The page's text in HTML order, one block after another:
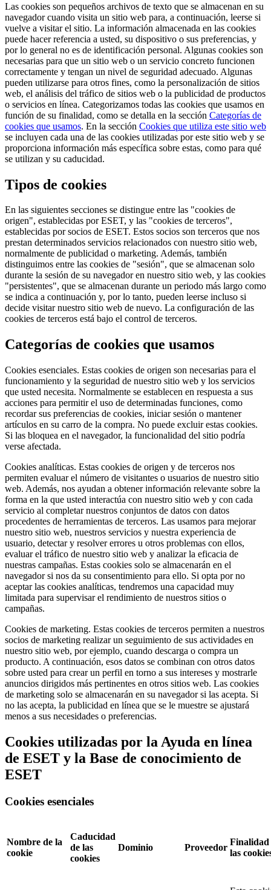
Las cookies son pequeños archivos de texto que se almacenan en su
navegador cuando visita un sitio web para, a continuación, leerse si
vuelve a visitar el sitio. La información almacenada en las cookies
puede hacer referencia a usted, su dispositivo o sus preferencias, y
por lo general no es de identificación personal. Algunas cookies son
necesarias para que un sitio web o un servicio concreto funcionen
correctamente y tengan un nivel de seguridad adecuado. Algunas
pueden utilizarse para otros fines, como la personalización de sitios
web, el análisis del tráfico de sitios web o la publicidad de productos
o servicios en línea. Categorizamos todas las cookies que usamos en
función de su finalidad, como se detalla en la sección Categorías de
cookies que usamos. En la sección Cookies que utiliza este sitio web
se incluyen cada una de las cookies utilizadas por este sitio web y se
proporciona información más específica sobre estas, como para qué
se utilizan y su caducidad.
Tipos de cookies
En las siguientes secciones se distingue entre las "cookies de
origen", establecidas por ESET, y las "cookies de terceros",
establecidas por socios de ESET. Estos socios son terceros que nos
prestan determinados servicios relacionados con nuestro sitio web,
normalmente de publicidad o marketing. Además, también
distinguimos entre las cookies de "sesión", que se almacenan solo
durante la sesión de su navegador en nuestro sitio web, y las cookies
"persistentes", que se almacenan durante un periodo más largo como
se indica a continuación y, por lo tanto, pueden leerse incluso si
decide visitar nuestro sitio web de nuevo. La configuración de las
cookies de terceros está bajo el control de terceros.
Categorías de cookies que usamos
Cookies esenciales. Estas cookies de origen son necesarias para el
funcionamiento y la seguridad de nuestro sitio web y los servicios
que usted necesita. Normalmente se establecen en respuesta a sus
acciones para permitir el uso de determinadas funciones, como
recordar sus preferencias de cookies, iniciar sesión o mantener
artículos en su carro de la compra. No puede excluir estas cookies.
Si las bloquea en el navegador, la funcionalidad del sitio podría
verse afectada.
Cookies analíticas. Estas cookies de origen y de terceros nos
permiten evaluar el número de visitantes o usuarios de nuestro sitio
web. Además, nos ayudan a obtener información relevante sobre la
forma en la que usted interactúa con nuestro sitio web y con cada
servicio al completar nuestros conjuntos de datos con datos
procedentes de herramientas de terceros. Las usamos para mejorar
nuestro sitio web, nuestros servicios y nuestra experiencia de
usuario, detectar y resolver errores u otros problemas con ellos,
evaluar el tráfico de nuestro sitio web y analizar la eficacia de
nuestras campañas. Estas cookies solo se almacenarán en el
navegador si nos da su consentimiento para ello. Si opta por no
aceptar las cookies analíticas, tendremos una capacidad muy
limitada para supervisar el rendimiento de nuestros sitios o
campañas.
Cookies de marketing. Estas cookies de terceros permiten a nuestros
socios de marketing realizar un seguimiento de sus actividades en
nuestro sitio web, por ejemplo, cuando descarga o compra un
producto. A continuación, esos datos se combinan con otros datos
sobre usted para crear un perfil en torno a sus intereses y mostrarle
anuncios dirigidos más pertinentes en otros sitios web. Las cookies
de marketing solo se almacenarán en su navegador si las acepta. Si
no las acepta, la publicidad en línea que se le muestre se ajustará
menos a sus necesidades o preferencias.
Cookies utilizadas por la Ayuda en línea
de ESET y la Base de conocimiento de
ESET
Cookies esenciales
Nombre de la
cookie
Caducidad
de las
cookies
Dominio Proveedor
Finalidad
las